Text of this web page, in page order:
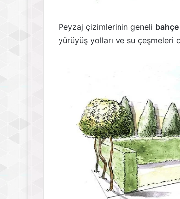
Peyzaj çizimlerinin geneli
yürüyüş yolları ve su